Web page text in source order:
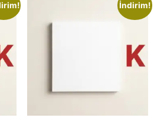
İndirim!